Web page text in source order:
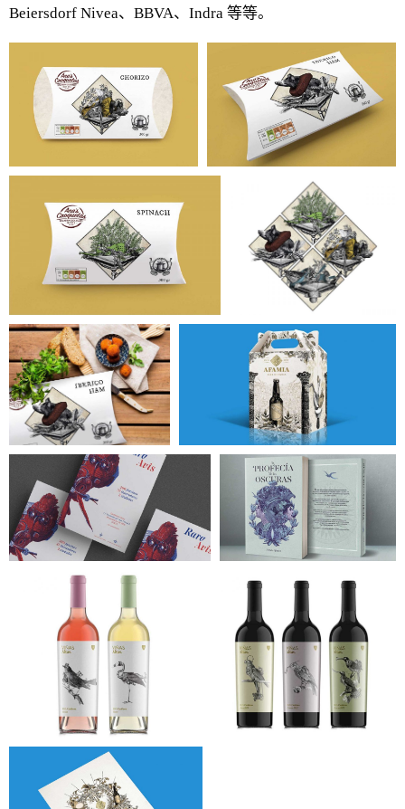
Beiersdorf Nivea、BBVA、Indra 等等。